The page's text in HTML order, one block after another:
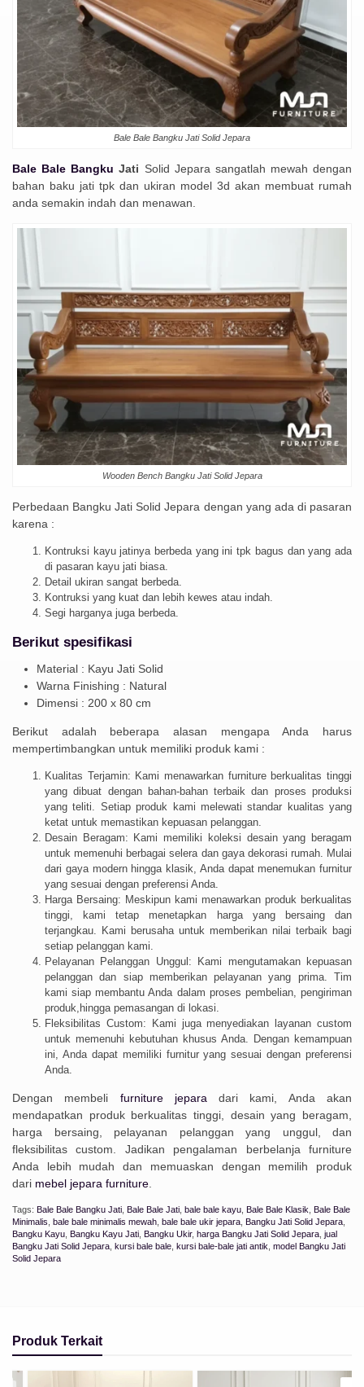
Bale Bale Bangku Jati Solid Jepara
Bale Bale Bangku Jati Solid Jepara sangatlah mewah dengan
bahan baku jati tpk dan ukiran model 3d akan membuat rumah
anda semakin indah dan menawan.
Wooden Bench Bangku Jati Solid Jepara
Perbedaan Bangku Jati Solid Jepara dengan yang ada di pasaran
karena :
Kontruksi kayu jatinya berbeda yang ini tpk bagus dan yang ada
di pasaran kayu jati biasa.
Detail ukiran sangat berbeda.
Kontruksi yang kuat dan lebih kewes atau indah.
Segi harganya juga berbeda.
Berikut spesifikasi
Material : Kayu Jati Solid
Warna Finishing : Natural
Dimensi : 200 x 80 cm
Berikut adalah beberapa alasan mengapa Anda harus
mempertimbangkan untuk memiliki produk kami :
Kualitas Terjamin: Kami menawarkan furniture berkualitas tinggi
yang dibuat dengan bahan-bahan terbaik dan proses produksi
yang teliti. Setiap produk kami melewati standar kualitas yang
ketat untuk memastikan kepuasan pelanggan.
Desain Beragam: Kami memiliki koleksi desain yang beragam
untuk memenuhi berbagai selera dan gaya dekorasi rumah. Mulai
dari gaya modern hingga klasik, Anda dapat menemukan furnitur
yang sesuai dengan preferensi Anda.
Harga Bersaing: Meskipun kami menawarkan produk berkualitas
tinggi, kami tetap menetapkan harga yang bersaing dan
terjangkau. Kami berusaha untuk memberikan nilai terbaik bagi
setiap pelanggan kami.
Pelayanan Pelanggan Unggul: Kami mengutamakan kepuasan
pelanggan dan siap memberikan pelayanan yang prima. Tim
kami siap membantu Anda dalam proses pembelian, pengiriman
produk,hingga pemasangan di lokasi.
Fleksibilitas Custom: Kami juga menyediakan layanan custom
untuk memenuhi kebutuhan khusus Anda. Dengan kemampuan
ini, Anda dapat memiliki furnitur yang sesuai dengan preferensi
Anda.
Dengan membeli furniture jepara dari kami, Anda akan
mendapatkan produk berkualitas tinggi, desain yang beragam,
harga bersaing, pelayanan pelanggan yang unggul, dan
fleksibilitas custom. Jadikan pengalaman berbelanja furniture
Anda lebih mudah dan memuaskan dengan memilih produk
dari mebel jepara furniture
Tags: Bale Bale Bangku Jati Bale Bale Jati bale bale kayu Bale Bale Klasik
Bale Bale
Minimalis
bale bale minimalis mewah bale bale ukir jepara Bangku Jati Solid Jepara
Bangku Kayu
Bangku Kayu Jati Bangku Ukir, harga Bangku Jati Solid Jepara jual
Bangku Jati Solid Jepara kursi bale bale kursi bale-bale jati antik model Bangku Jati
Solid Jepara
Produk Terkait